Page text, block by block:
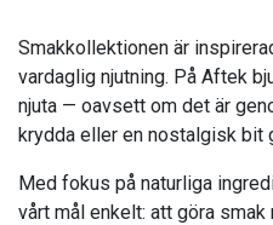
Smakkollektionen är
vardaglig njutning. På Aftek
njuta — oavsett om det är
krydda eller en nostalgisk bit
Med fokus på naturliga
vårt mål enkelt: att göra